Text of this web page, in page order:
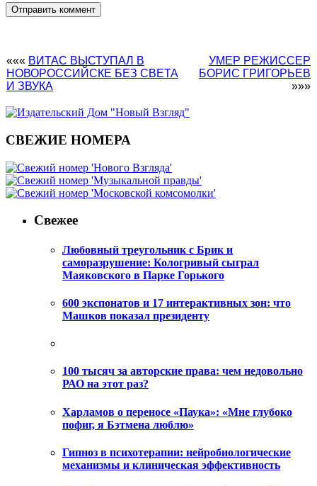
««« ВИТАС ВЫСТУПАЛ В
НОВОРОССИЙСКЕ БЕЗ СВЕТА
И ЗВУКА
УМЕР РЕЖИССЕР
БОРИС ГРИГОРЬЕВ
»»»
СВЕЖИЕ НОМЕРА
Свежее
Любовный треугольник с Брик и
саморазрушение: Кологривый сыграл
Маяковского в Парке Горького
600 экспонатов и 17 интерактивных зон: что
Машков показал президенту
100 тысяч за авторские права: чем недовольно
РАО на этот раз?
Харламов о переносе «Паука»: «Мне глубоко
пофиг, я Бэтмена люблю»
Гипноз в психотерапии: нейробиологические
механизмы и клиническая эффективность